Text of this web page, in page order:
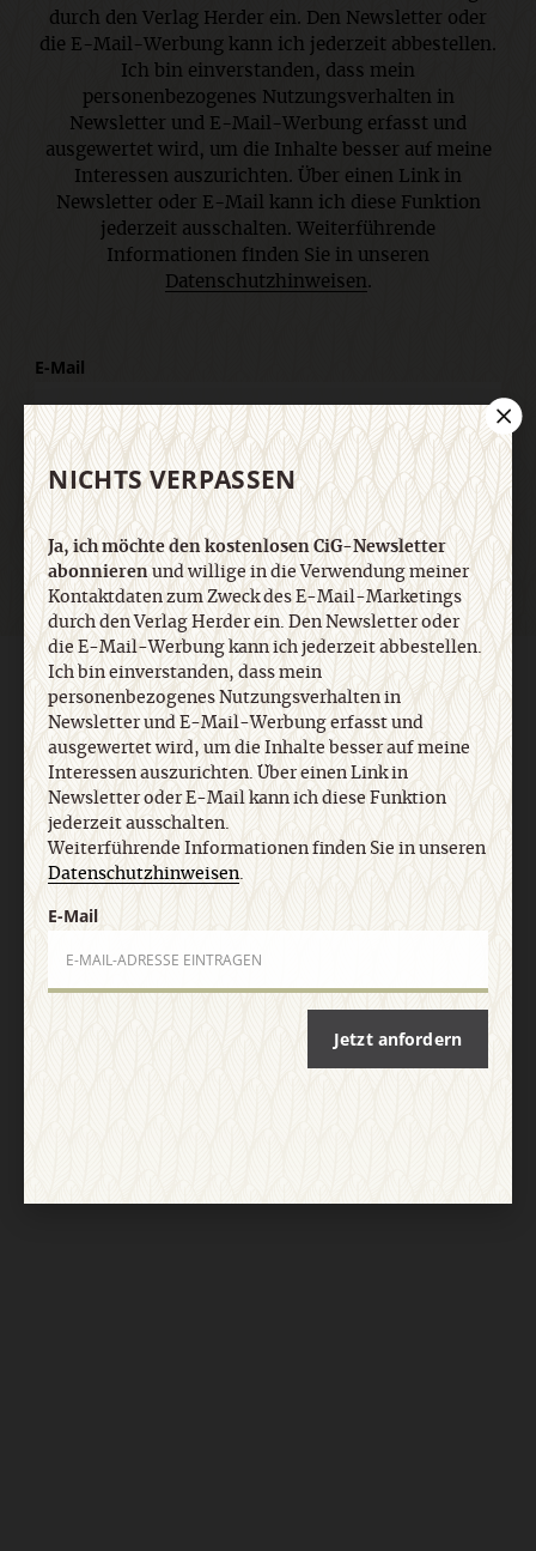
durch den Verlag Herder ein. Den Newsletter oder
die E-Mail-Werbung kann ich jederzeit abbestellen.
Ich bin einverstanden, dass mein
personenbezogenes Nutzungsverhalten in
Newsletter und E-Mail-Werbung erfasst und
ausgewertet wird, um die Inhalte besser auf meine
Interessen auszurichten. Über einen Link in
Newsletter oder E-Mail kann ich diese Funktion
jederzeit ausschalten. Weiterführende
Informationen finden Sie in unseren
Datenschutzhinweisen.
E-Mail
Jetzt anmelden
AGB und Widerrufsbelehrung Datenschutz
Barrierefreiheit
Impressum
Vertrag widerrufen Abo online kündigen
Nach oben
NICHTS VERPASSEN
Ja, ich möchte den kostenlosen CiG-Newsletter
abonnierenund willige in die Verwendung meiner
Kontaktdaten zum Zweck des E-Mail-Marketings
durch den Verlag Herder ein. Den Newsletter oder
die E-Mail-Werbung kann ich jederzeit abbestellen.
Ich bin einverstanden, dass mein
personenbezogenes Nutzungsverhalten in
Newsletter und E-Mail-Werbung erfasst und
ausgewertet wird, um die Inhalte besser auf meine
Interessen auszurichten. Über einen Link in
Newsletter oder E-Mail kann ich diese Funktion
jederzeit ausschalten.
Weiterführende Informationen finden Sie in unseren
Datenschutzhinweisen.
E-Mail
Jetzt anfordern